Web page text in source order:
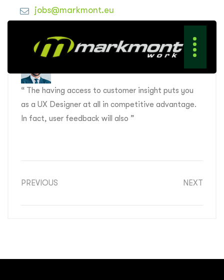
jobs@markmont.eu
“ The having access to customer insight puts you
as a UX Designer at all in competitive advantage.
In fact, user feedback will also ”
PREVIOUS NEXT